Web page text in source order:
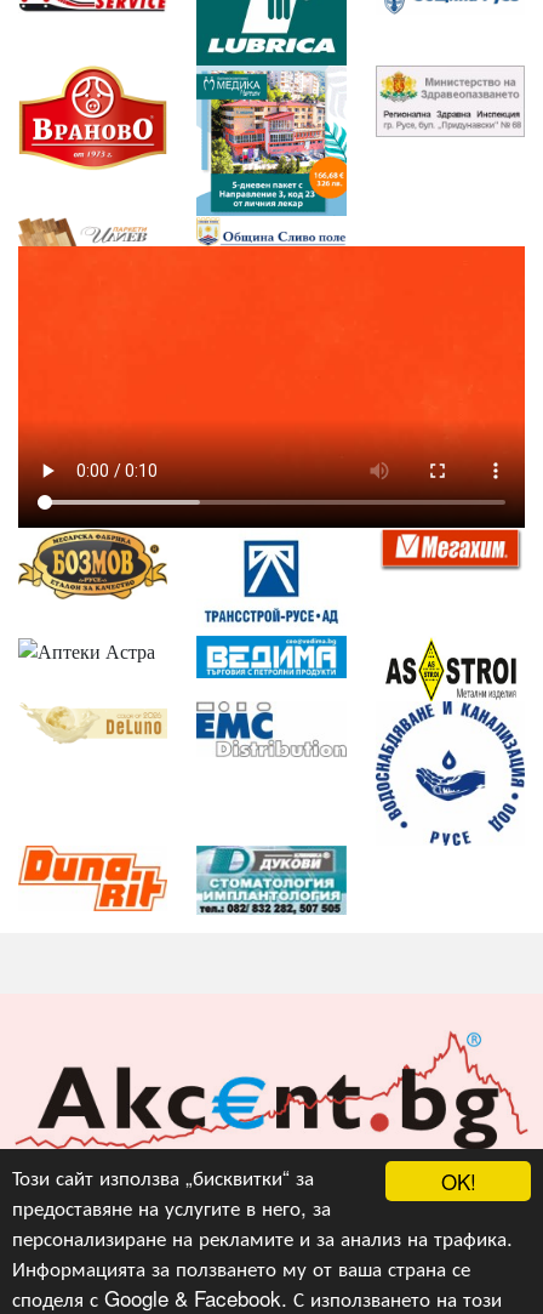
OK!
Този сайт използва „бисквитки“ за
предоставяне на услугите в него, за
персонализиране на рекламите и за анализ на трафика.
Информацията за ползването му от ваша страна се
споделя с Google & Facebook. С използването на този
Акцент БГ ЕООД
info@akcent.bg
Facebook